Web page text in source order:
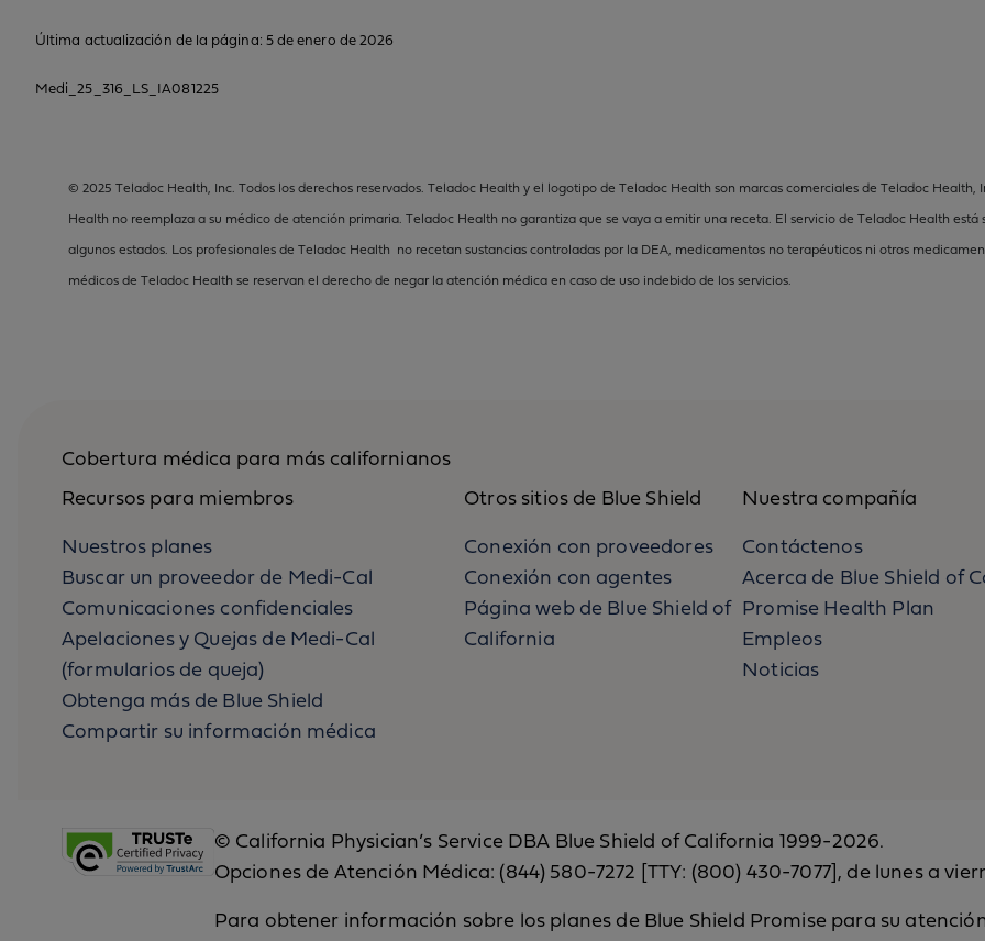
Última actualización de la página: 5 de enero de 2026
Medi_25_316_LS_IA081225
© 2025 Teladoc Health, Inc. Todos los derechos reservados. Teladoc Health y el logotipo de Teladoc Health son marcas comerciales de Teladoc Health,
Health no reemplaza a su médico de atención primaria. Teladoc Health no garantiza que se vaya a emitir una receta. El servicio de Teladoc Health
algunos estados. Los profesionales de Teladoc Health no recetan sustancias controladas por la DEA, medicamentos no terapéuticos ni otros
médicos de Teladoc Health se reservan el derecho de negar la atención médica en caso de uso indebido de los servicios.
Cobertura médica para más californianos
Recursos para miembros
Nuestros planes
Buscar un proveedor de Medi-Cal
Comunicaciones confidenciales
Apelaciones y Quejas de Medi-Cal
(formularios de queja)
Obtenga más de Blue Shield
Compartir su información médica
Otros sitios de Blue Shield
Conexión con proveedores
Conexión con agentes
Página web de Blue Shield of
California
Nuestra compañía
Contáctenos
Acerca de Blue Shield of
Promise Health Plan
Empleos
Noticias
© California Physician’s Service DBA Blue Shield of California 1999-2026.
Opciones de Atención Médica: (844) 580-7272 [TTY: (800) 430-7077], de lunes a
Para obtener información sobre los planes de Blue Shield Promise para su